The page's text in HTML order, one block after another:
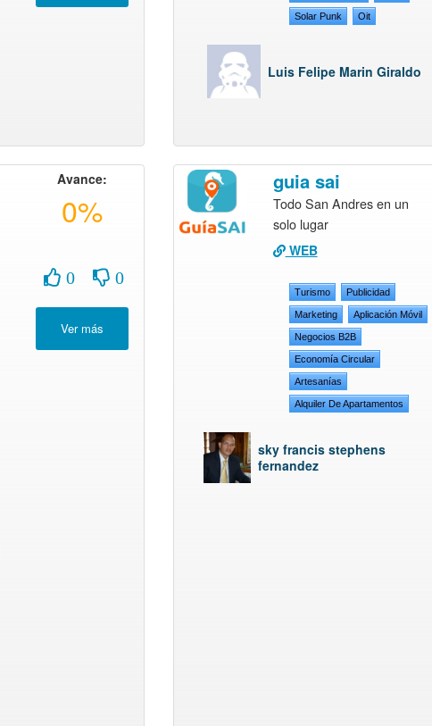
Solar Punk Oit
Luis Felipe Marin Giraldo
Avance:
0%
0 0
guia sai
Todo San Andres en un
solo lugar
WEB
Turismo Publicidad
Marketing Aplicación Móvil
Negocios B2B
Economía Circular
Artesanías
Alquiler De Apartamentos
sky francis stephens
fernandez